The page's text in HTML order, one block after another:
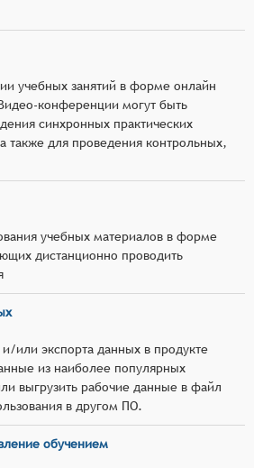
учебных занятий в форме онлайн
конференции могут быть
синхронных практических
также для проведения контрольных,
учебных материалов в форме
дистанционно проводить
или экспорта данных в продукте
из наиболее популярных
выгрузить рабочие данные в файл
в другом ПО.
обучением